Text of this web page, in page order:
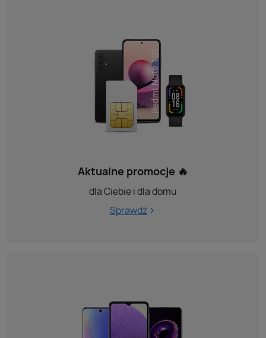
Aktualne promocje 🔥
dla Ciebie i dla domu
Sprawdź